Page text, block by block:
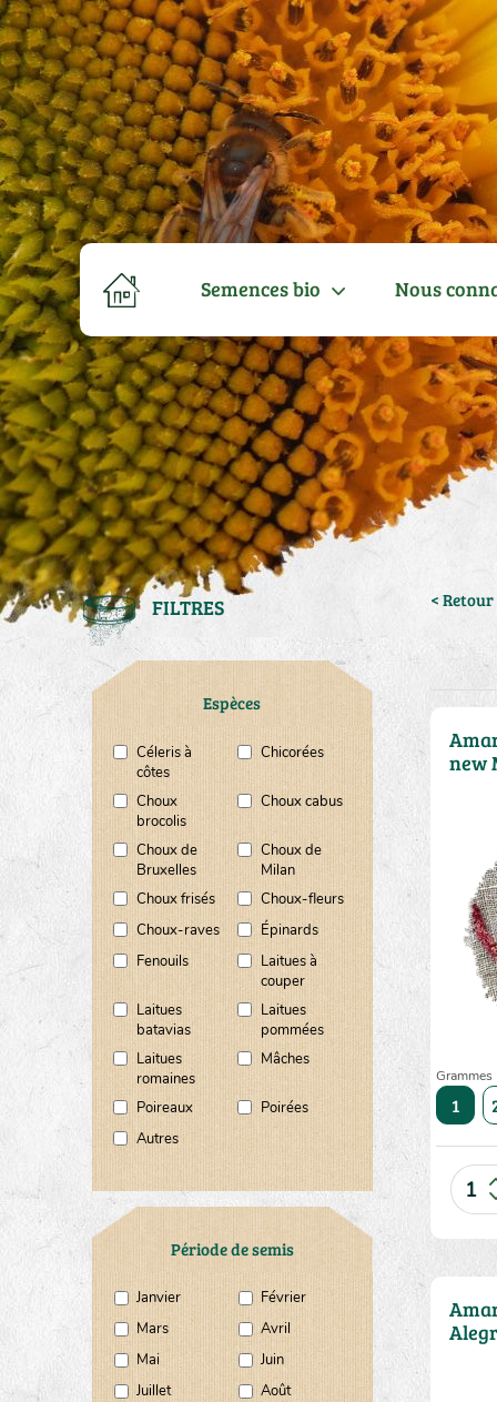
Semences bio Nous
FILTRES
Espèces
Céleris à
côtes
Chicorées
Choux
brocolis
Choux cabus
Choux de
Bruxelles
Choux de
Milan
Choux frisés
Choux-fleurs
Choux-raves
Épinards
Fenouils
Laitues à
couper
Laitues
batavias
Laitues
pommées
Laitues
romaines
Mâches
Poireaux
Poirées
Autres
Période de semis
Janvier
Février
Mars
Avril
Mai
Juin
Juillet
Août
<
Grammes
10 20 1
new